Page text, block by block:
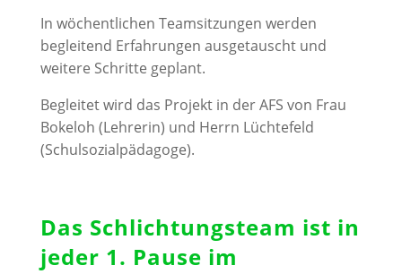
In wöchentlichen Teamsitzungen werden
begleitend Erfahrungen ausgetauscht und
weitere Schritte geplant.
Begleitet wird das Projekt in der AFS von Frau
Bokeloh (Lehrerin) und Herrn Lüchtefeld
(Schulsozialpädagoge).
Das Schlichtungsteam ist in
jeder 1. Pause im